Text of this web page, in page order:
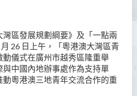
區發展規劃綱要》及「一點兩
26 日上午，「粵港澳大灣區青
儀式在廣州市越秀區隆重舉
中國內地辦事處作為支持單
粵港澳三地青年交流合作的重
方大文化大使計劃
感言分享